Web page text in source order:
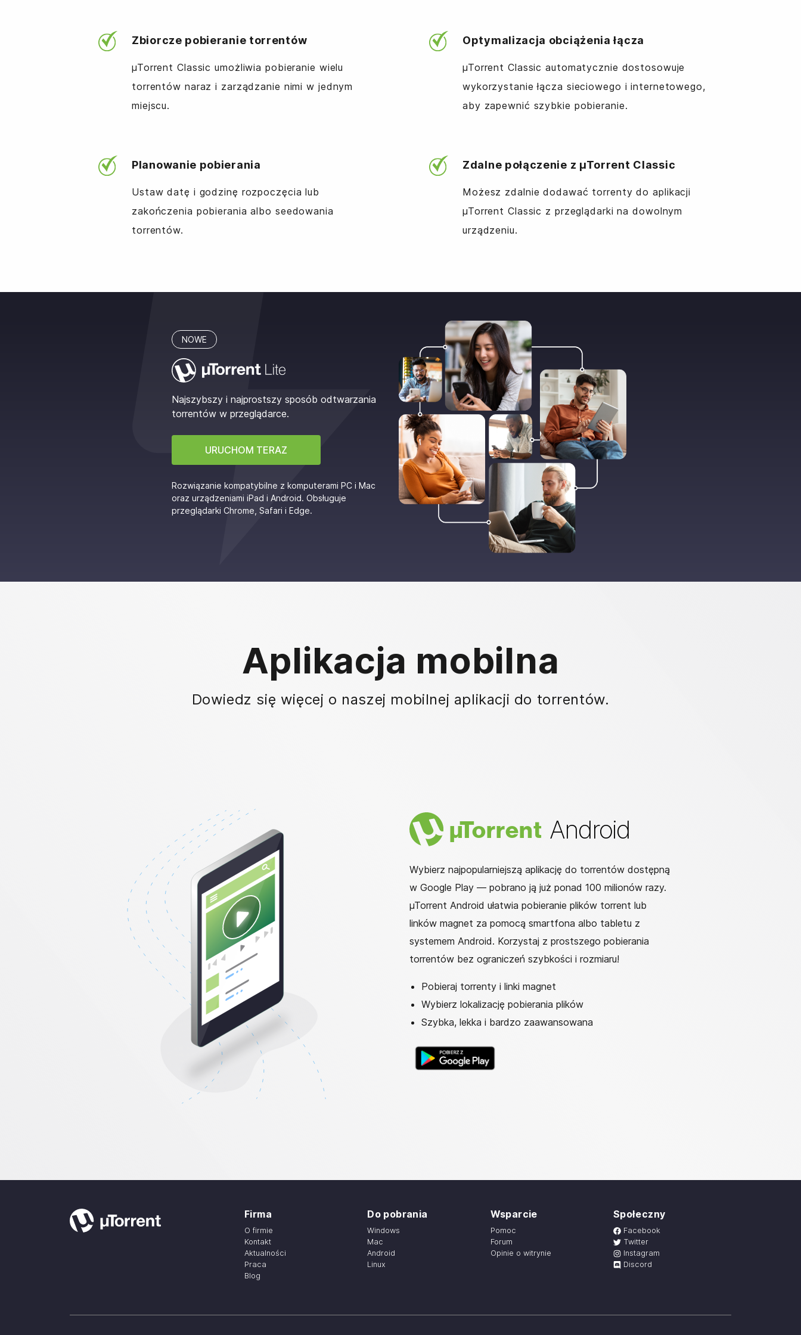
Zbiorcze pobieranie torrentów
µTorrent Classic umożliwia pobieranie wielu
torrentów naraz i zarządzanie nimi w jednym
miejscu.
Optymalizacja obciążenia łącza
µTorrent Classic automatycznie dostosowuje
wykorzystanie łącza sieciowego i internetowego,
aby zapewnić szybkie pobieranie.
Planowanie pobierania
Ustaw datę i godzinę rozpoczęcia lub
zakończenia pobierania albo seedowania
torrentów.
Zdalne połączenie z µTorrent Classic
Możesz zdalnie dodawać torrenty do aplikacji
µTorrent Classic z przeglądarki na dowolnym
urządzeniu.
NOWE
Najszybszy i najprostszy sposób odtwarzania
torrentów w przeglądarce.
URUCHOM TERAZ
Rozwiązanie kompatybilne z komputerami PC i Mac
oraz urządzeniami iPad i Android. Obsługuje
przeglądarki Chrome, Safari i Edge.
Aplikacja mobilna
Dowiedz się więcej o naszej mobilnej aplikacji do torrentów.
µTorrent Android
Wybierz najpopularniejszą aplikację do torrentów dostępną
w Google Play — pobrano ją już ponad 100 milionów razy.
µTorrent Android ułatwia pobieranie plików torrent lub
linków magnet za pomocą smartfona albo tabletu z
systemem Android. Korzystaj z prostszego pobierania
torrentów bez ograniczeń szybkości i rozmiaru!
Pobieraj torrenty i linki magnet
Wybierz lokalizację pobierania plików
Szybka, lekka i bardzo zaawansowana
Firma
O firmie
Kontakt
Aktualności
Praca
Blog
Do pobrania
Windows
Mac
Android
Linux
Wsparcie
Pomoc
Forum
Opinie o witrynie
Społeczny
Facebook
Twitter
Instagram
Discord